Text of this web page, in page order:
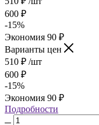
600 ₽
-15%
Экономия 90 ₽
Варианты цен
510 ₽ /шт
600 ₽
-15%
Экономия 90 ₽
Подробности